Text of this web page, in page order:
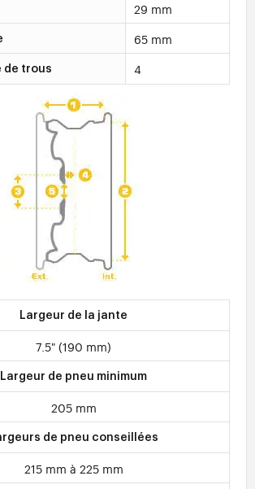
29 mm
65 mm
de trous 4
Largeur de la jante
7.5" (190 mm)
Largeur de pneu minimum
205 mm
de pneu conseillées
215 mm à 225 mm